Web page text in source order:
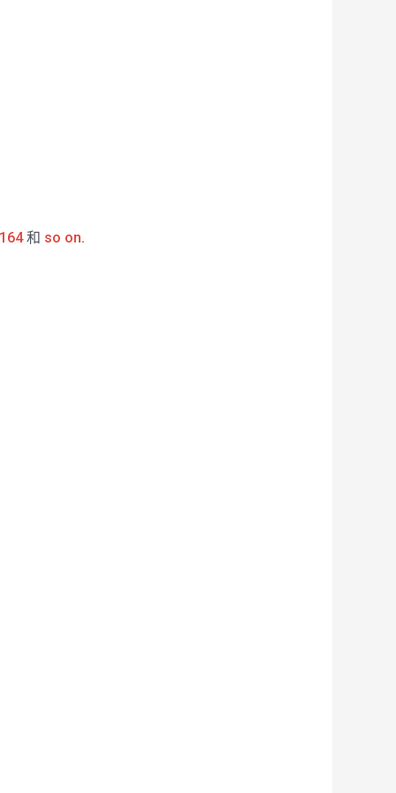
和 so on.